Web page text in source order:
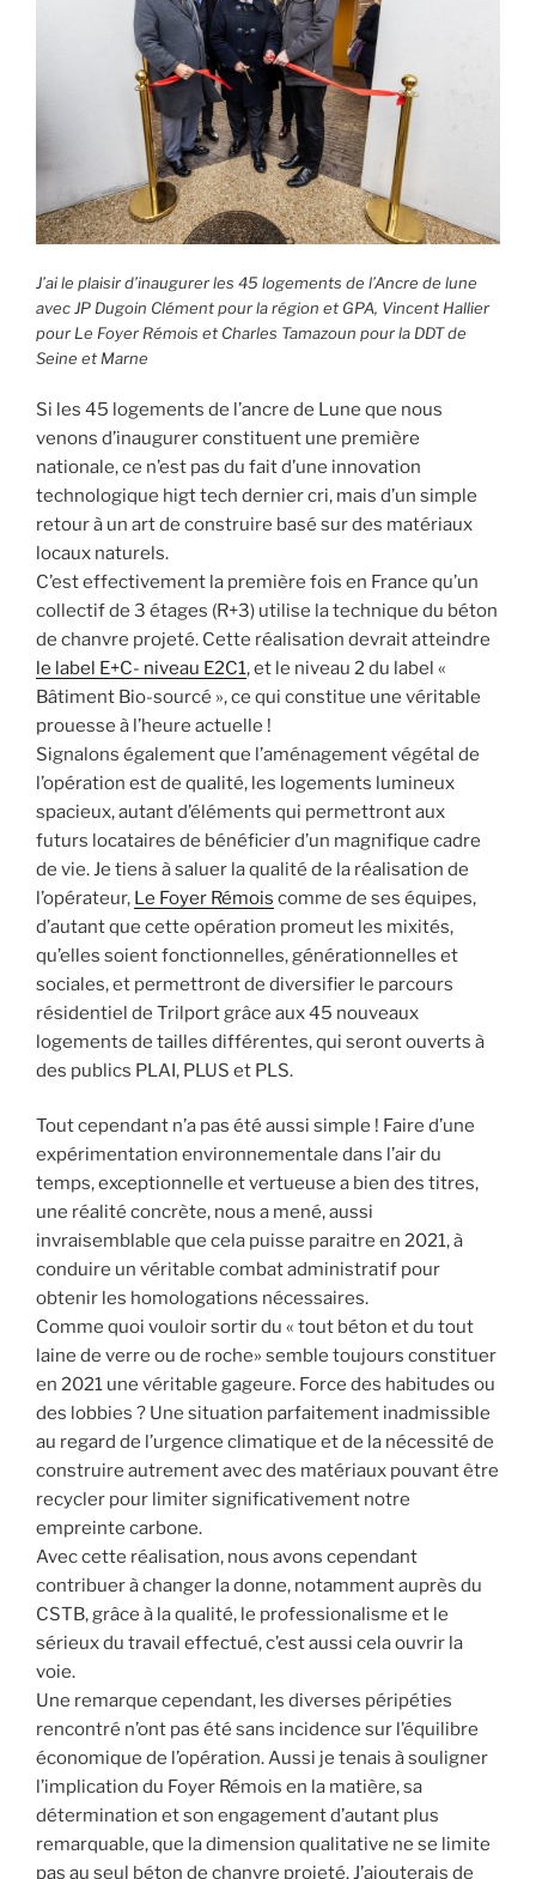
absolument
vitaux »
J’ai le plaisir d’inaugurer les 45 logements de l’Ancre de lune
avec JP Dugoin Clément pour la région et GPA, Vincent Hallier
pour Le Foyer Rémois et Charles Tamazoun pour la DDT de
Seine et Marne
Si les 45 logements de l’ancre de Lune que nous
venons d’inaugurer constituent une première
nationale, ce n’est pas du fait d’une innovation
technologique higt tech dernier cri, mais d’un simple
retour à un art de construire basé sur des matériaux
locaux naturels.
C’est effectivement la première fois en France qu’un
collectif de 3 étages (R+3) utilise la technique du béton
de chanvre projeté. Cette réalisation devrait atteindre
le label E+C- niveau E2C1, et le niveau 2 du label «
Bâtiment Bio-sourcé », ce qui constitue une véritable
prouesse à l’heure actuelle !
Signalons également que l’aménagement végétal de
l’opération est de qualité, les logements lumineux
spacieux, autant d’éléments qui permettront aux
futurs locataires de bénéficier d’un magnifique cadre
de vie. Je tiens à saluer la qualité de la réalisation de
l’opérateur, Le Foyer Rémois comme de ses équipes,
d’autant que cette opération promeut les mixités,
qu’elles soient fonctionnelles, générationnelles et
sociales, et permettront de diversifier le parcours
résidentiel de Trilport grâce aux 45 nouveaux
logements de tailles différentes, qui seront ouverts à
des publics PLAI, PLUS et PLS.
Tout cependant n’a pas été aussi simple ! Faire d’une
expérimentation environnementale dans l’air du
temps, exceptionnelle et vertueuse a bien des titres,
une réalité concrète, nous a mené, aussi
invraisemblable que cela puisse paraitre en 2021, à
conduire un véritable combat administratif pour
obtenir les homologations nécessaires.
Comme quoi vouloir sortir du « tout béton et du tout
laine de verre ou de roche» semble toujours constituer
en 2021 une véritable gageure. Force des habitudes ou
des lobbies ? Une situation parfaitement inadmissible
au regard de l’urgence climatique et de la nécessité de
construire autrement avec des matériaux pouvant être
recycler pour limiter significativement notre
empreinte carbone.
Avec cette réalisation, nous avons cependant
contribuer à changer la donne, notamment auprès du
CSTB, grâce à la qualité, le professionalisme et le
sérieux du travail effectué, c’est aussi cela ouvrir la
voie.
Une remarque cependant, les diverses péripéties
rencontré n’ont pas été sans incidence sur l’équilibre
économique de l’opération. Aussi je tenais à souligner
l’implication du Foyer Rémois en la matière, sa
détermination et son engagement d’autant plus
remarquable, que la dimension qualitative ne se limite
pas au seul béton de chanvre projeté. J’ajouterais de